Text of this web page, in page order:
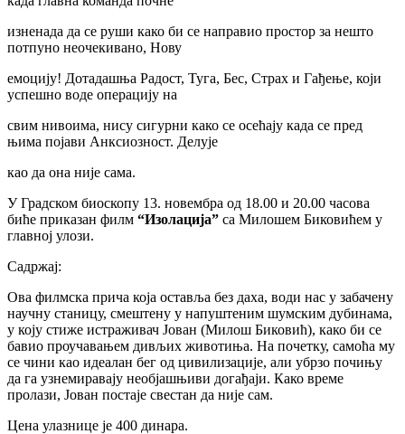
изненада да се руши како би се направио простор за нешто
потпуно неочекивано, Нову
емоцију! Дотадашња Радост, Туга, Бес, Страх и Гађење, који
успешно воде операцију на
свим нивоима, нису сигурни како се осећају када се пред
њима појави Анксиозност. Делује
као да она није сама.
У Градском биоскопу 13. новембра од 18.00 и 20.00 часова
биће приказан филм “Изолација” са Милошем Биковићем у
главној улози.
Садржај:
Ова филмска прича која оставља без даха, води нас у забачену
научну станицу, смештену у напуштеним шумским дубинама,
у коју стиже истраживач Јован (Милош Биковић), како би се
бавио проучавањем дивљих животиња. На почетку, самоћа му
се чини као идеалан бег од цивилизације, али убрзо почињу
да га узнемиравају необјашњиви догађаји. Како време
пролази, Јован постаје свестан да није сам.
Цена улазнице је 400 динара.